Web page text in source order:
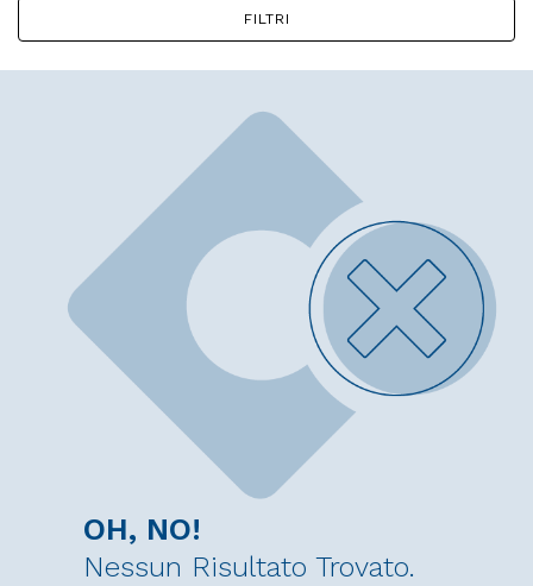
FILTRI
OH, NO!
Nessun Risultato Trovato.